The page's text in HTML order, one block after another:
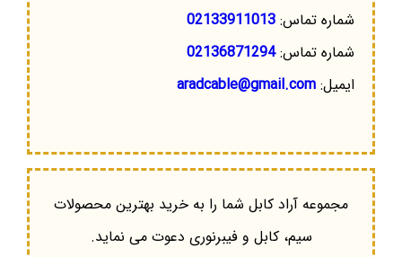
شماره تماس: 02133911013
شماره تماس:02136871294
ایمیل: aradcable@gmail.com
مجموعه آراد کابل شما را به خرید بهترین محصولات
سیم، کابل و فیبرنوری دعوت می نماید.